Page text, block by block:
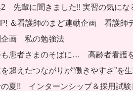
先輩に聞きました!! 実習の気にな
＆看護師のまど連動企画 看護師
企画 私の勉強法
も患者さまのそばに… 高齢者看護
超えたつながりが“働きやすさ”を
の夏!! インターンシップ＆採用試験